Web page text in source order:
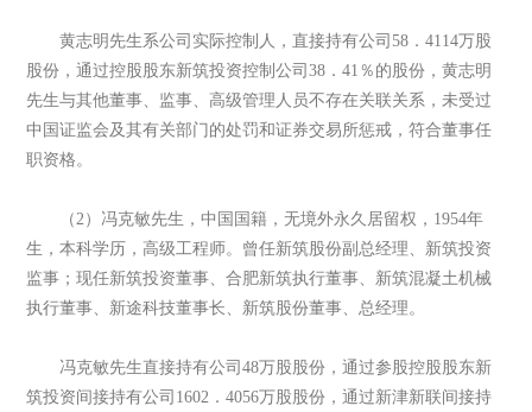
黄志明先生系公司实际控制人，直接持有公司58．4114万股
股份，通过控股股东新筑投资控制公司38．41％的股份，黄志明
先生与其他董事、监事、高级管理人员不存在关联关系，未受过
中国证监会及其有关部门的处罚和证券交易所惩戒，符合董事任
职资格。
（2）冯克敏先生，中国国籍，无境外永久居留权，1954年
生，本科学历，高级工程师。曾任新筑股份副总经理、新筑投资
监事；现任新筑投资董事、合肥新筑执行董事、新筑混凝土机械
执行董事、新途科技董事长、新筑股份董事、总经理。
冯克敏先生直接持有公司48万股股份，通过参股控股股东新
筑投资间接持有公司1602．4056万股股份，通过新津新联间接持